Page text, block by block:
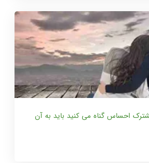
احساس گناه می کنید باید به آن